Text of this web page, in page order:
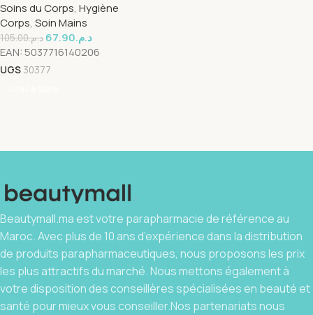
Soins du Corps, Hygiène
Corps, Soin Mains
د.م.105.00 د.م.67.90
EAN:5037716140206
UGS 30377
Beautymall.ma est votre parapharmacie de référence au
Maroc. Avec plus de 10 ans d’expérience dans la distribution
de produits parapharmaceutiques, nous proposons les prix
les plus attractifs du marché. Nous mettons également à
votre disposition des conseillères spécialisées en beauté et
santé pour mieux vous conseiller.Nos partenariats nous